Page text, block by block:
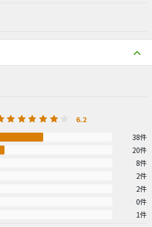
6.2
38件
20件
8件
2件
2件
0件
1件